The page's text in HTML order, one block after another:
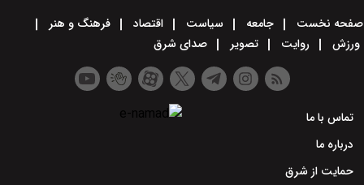
صفحه نخست جامعه سیاست اقتصاد
فرهنگ و هنر
ورزش
روایت تصویر صدای شرق
تماس با ما
درباره ما
حمایت از شرق